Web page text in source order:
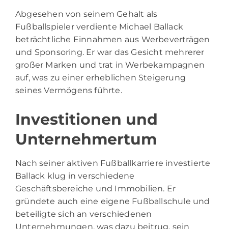
Abgesehen von seinem Gehalt als
Fußballspieler verdiente Michael Ballack
beträchtliche Einnahmen aus Werbeverträgen
und Sponsoring. Er war das Gesicht mehrerer
großer Marken und trat in Werbekampagnen
auf, was zu einer erheblichen Steigerung
seines Vermögens führte.
Investitionen und
Unternehmertum
Nach seiner aktiven Fußballkarriere investierte
Ballack klug in verschiedene
Geschäftsbereiche und Immobilien. Er
gründete auch eine eigene Fußballschule und
beteiligte sich an verschiedenen
Unternehmungen, was dazu beitrug, sein